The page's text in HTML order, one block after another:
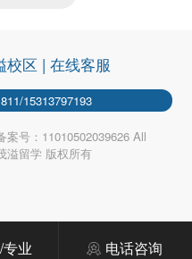
校区 | 在线客服
15313797193
案号：11010502039626 All
溢留学 版权所有
业 电话咨询